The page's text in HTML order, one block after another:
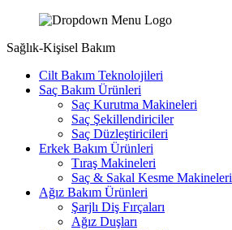
Sağlık-Kişisel Bakım
Cilt Bakım Teknolojileri
Saç Bakım Ürünleri
Saç Kurutma Makineleri
Saç Şekillendiriciler
Saç Düzleştiricileri
Erkek Bakım Ürünleri
Tıraş Makineleri
Saç & Sakal Kesme Makineleri
Ağız Bakım Ürünleri
Şarjlı Diş Fırçaları
Ağız Duşları